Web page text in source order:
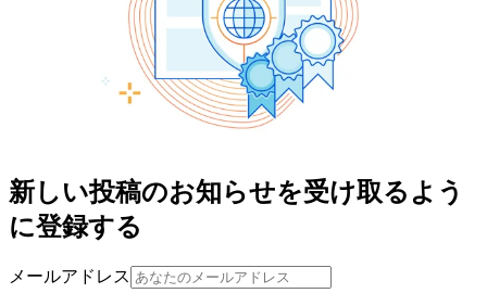
新しい投稿のお知らせを受け取るよう
に登録する
メールアドレス